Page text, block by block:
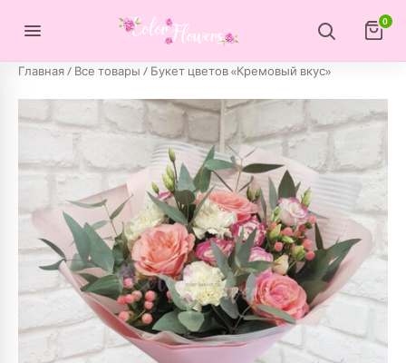
0
Главная/ Все товары / Букет цветов «Кремовый вкус»